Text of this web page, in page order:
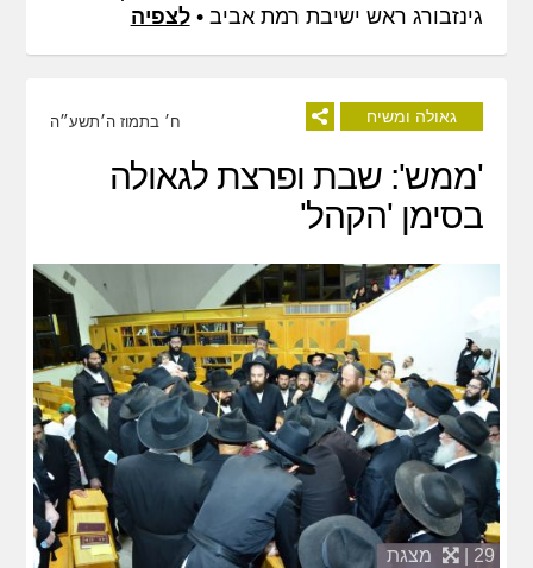
גינזבורג ראש ישיבת רמת אביב •לצפיה
גאולה ומשיח ח׳ בתמוז ה׳תשע״ה
'ממש': שבת ופרצת לגאולה
בסימן 'הקהל'
29 | מצגת